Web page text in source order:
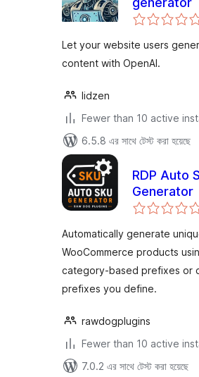
Let your website users
content with OpenAI.
lidzen
Fewer than 10 active
6.5.8 এর সাথে টেস্ট করা হয়েছে
RDP Auto
Generator
Automatically generate
WooCommerce products
category-based prefixes or
prefixes you define.
rawdogplugins
Fewer than 10 active
7.0.2 এর সাথে টেস্ট করা হয়েছে